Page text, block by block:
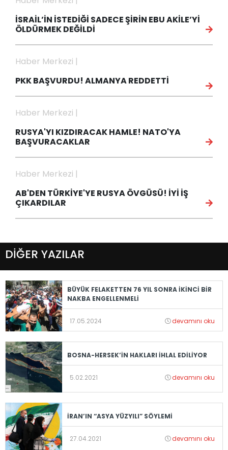
İSRAİL’İN İSTEDİĞİ SADECE ŞİRİN EBU AKİLE’Yİ
ÖLDÜRMEK DEĞİLDİ
Haber Merkezi |
PKK BAŞVURDU! ALMANYA REDDETTİ
Haber Merkezi |
RUSYA'YI KIZDIRACAK HAMLE! NATO'YA
BAŞVURACAKLAR
Haber Merkezi |
AB'DEN TÜRKİYE'YE RUSYA ÖVGÜSÜ! İYİ İŞ
ÇIKARDILAR
DİĞER YAZILAR
BÜYÜK FELAKETTEN 76 YIL SONRA İKİNCİ BİR
NAKBA ENGELLENMELİ
17.05.2024 devamını oku
BOSNA-HERSEK’İN HAKLARI İHLAL EDİLİYOR
5.02.2021 devamını oku
İRAN’IN “ASYA YÜZYILI” SÖYLEMİ
27.04.2021 devamını oku